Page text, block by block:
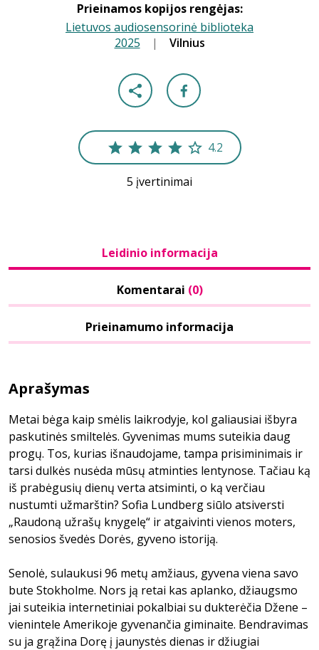
Prieinamos kopijos rengėjas:
Lietuvos audiosensorinė biblioteka
2025 | Vilnius
4.2
5 įvertinimai
Leidinio informacija
Komentarai (0)
Prieinamumo informacija
Aprašymas
Metai bėga kaip smėlis laikrodyje, kol galiausiai išbyra
paskutinės smiltelės. Gyvenimas mums suteikia daug
progų. Tos, kurias išnaudojame, tampa prisiminimais ir
tarsi dulkės nusėda mūsų atminties lentynose. Tačiau ką
iš prabėgusių dienų verta atsiminti, o ką verčiau
nustumti užmarštin? Sofia Lundberg siūlo atsiversti
„Raudoną užrašų knygelę“ ir atgaivinti vienos moters,
senosios švedės Dorės, gyveno istoriją.
Senolė, sulaukusi 96 metų amžiaus, gyvena viena savo
bute Stokholme. Nors ją retai kas aplanko, džiaugsmo
jai suteikia internetiniai pokalbiai su dukterėčia Džene –
vienintele Amerikoje gyvenančia giminaite. Bendravimas
su ja grąžina Dorę į jaunystės dienas ir džiugiai